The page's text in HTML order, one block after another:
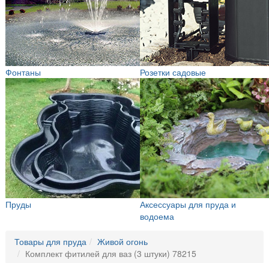
Фонтаны Розетки садовые
Пруды
Аксессуары для пруда и
водоема
Товары для пруда
Живой огонь
Комплект фитилей для ваз (3 штуки) 78215